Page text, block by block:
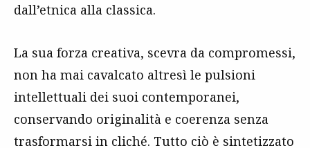
dall’etnica alla classica.
La sua forza creativa, scevra da compromessi,
non ha mai cavalcato altresì le pulsioni
intellettuali dei suoi contemporanei,
conservando originalità e coerenza senza
trasformarsi in cliché. Tutto ciò è sintetizzato